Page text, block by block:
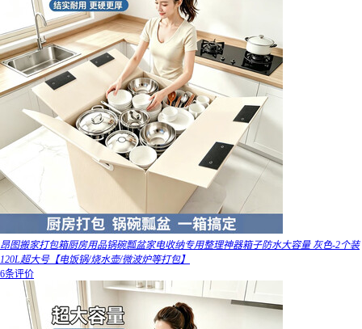
昂图搬家打包箱厨房用品锅碗瓢盆家电收纳专用整理神器箱子防水大容量 灰色-2个装
120L超大号【电饭锅/烧水壶/微波炉等打包】
6条评价